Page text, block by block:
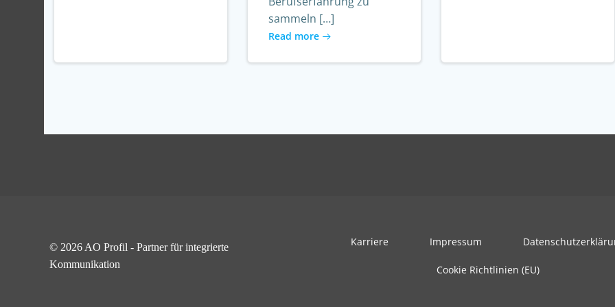
sammeln […]
Read more
© 2026 AO Profil - Partner für integrierte
Kommunikation
Karriere Impressum
Cookie Richtlinien (EU)